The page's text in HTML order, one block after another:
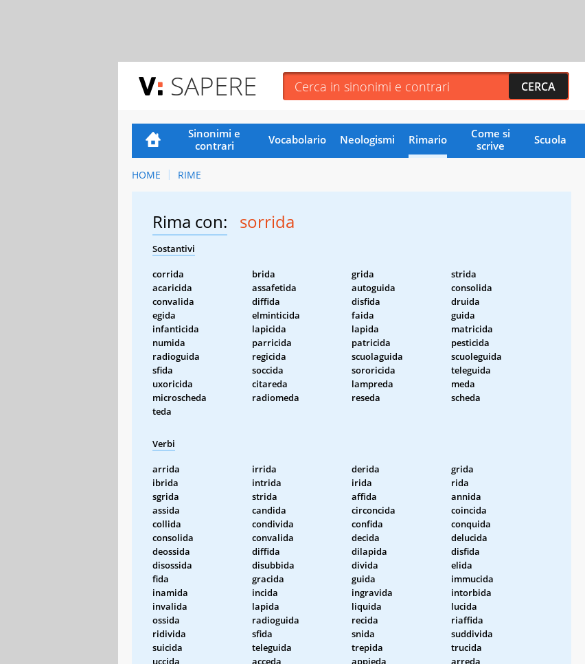
SAPERE
Sinonimi e
contrari
Vocabolario Neologismi Rimario
Come si
scrive
Scuola
HOME RIME
Rima con: sorrida
Sostantivi
corrida brida grida
strida
acaricida
assafetida autoguida
consolida
convalida
diffida disfida
druida
egida
elminticida faida
guida
infanticida
lapicida lapida
matricida
numida
parricida patricida
pesticida
radioguida
regicida scuolaguida
scuoleguida
sfida
soccida sororicida
teleguida
uxoricida
citareda lampreda
meda
microscheda
radiomeda reseda
scheda
teda
Verbi
arrida irrida derida
grida
ibrida
intrida irida
rida
sgrida
strida affida
annida
assida
candida circoncida
coincida
collida
condivida confida
conquida
consolida
convalida decida
delucida
deossida
diffida dilapida
disfida
disossida
disubbida divida
elida
fida
gracida guida
immucida
inamida
incida ingravida
intorbida
invalida
lapida liquida
lucida
ossida
radioguida recida
riaffida
ridivida
sfida snida
suddivida
suicida
teleguida trepida
trucida
uccida
acceda appieda
arreda